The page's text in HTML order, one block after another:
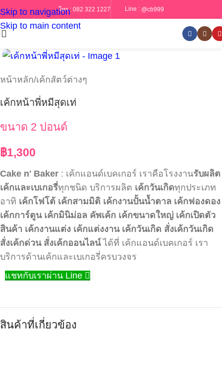
Skip to navigation
Skip to main content
โทร : 082 322 1227 Line : @cb999
หน้าหลัก/เค้กสัตว์ต่างๆ
เค้กหน้าพี่หมีสุดเท่
ขนาด 2 ปอนด์
฿1,300
Cake n' Baker : เค้กแอนด์เบคเกอร์ เราคือโรงงานรับผลิต
เค้กและเบเกอรี่ทุกชนิด บริการผลิต เค้กวันเกิดทุกประเภท
อาทิ เค้กโฟโต้ เค้กสามมิติ เค้กงานปั้นน้ำตาล เค้กฟองดอง
เค้กการ์ตูน เค้กมินิม่อล คัพเค้ก เค้กขนาดใหญ่ เค้กเปิดตัว
สินค้า เค้กงานแต่ง เค้กแต่งงาน เค้กวันเกิด สั่งเค้กวันเกิด
สั่งเค้กด่วน สั่งเค้กออนไลน์ได้ที่ เค้กแอนด์เบคเกอร์ เรา
บริการด้านเค้กและเบเกอรี่ครบวงจร
แชทกับเราผ่าน Line
สินค้าที่เกี่ยวข้อง